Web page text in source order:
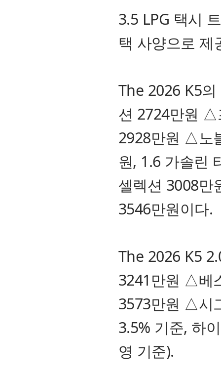
3.5 LPG 택시
택 사양으로 제
The 2026 K5
션 2724만원 △
2928만원 △노
원, 1.6 가솔린
셀렉션 3008
3546만원이다.
The 2026 K5
3241만원 △베
3573만원 △시
3.5% 기준, 하
영 기준).